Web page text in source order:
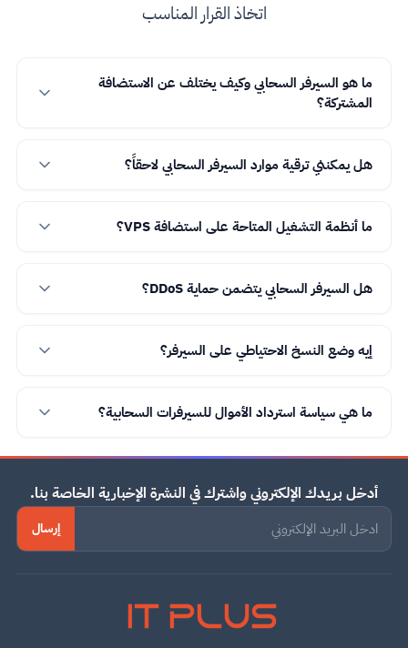
اتخاذ القرار المناسب
ما هو السيرفر السحابي وكيف يختلف عن الاستضافة
المشتركة؟
هل يمكنني ترقية موارد السيرفر السحابي لاحقاً؟
ما أنظمة التشغيل المتاحة على استضافة VPS؟
هل السيرفر السحابي يتضمن حماية DDoS؟
إيه وضع النسخ الاحتياطي على السيرفر؟
ما هي سياسة استرداد الأموال للسيرفرات السحابية؟
أدخل بريدك الإلكتروني واشترك في النشرة الإخبارية الخاصة بنا.
إرسال
IT PLUS